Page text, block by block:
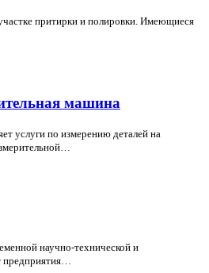
притирки и полировки. Имеющиеся
машина
услуги по измерению деталей на
научно-технической и